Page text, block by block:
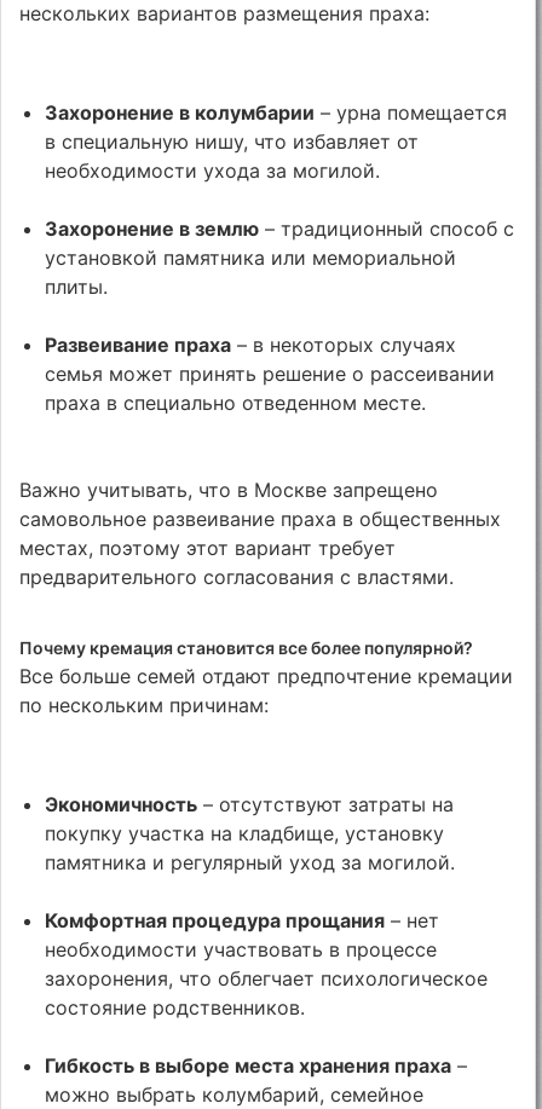
нескольких вариантов размещения праха:
Захоронение в колумбарии – урна помещается
в специальную нишу, что избавляет от
необходимости ухода за могилой.
Захоронение в землю – традиционный способ с
установкой памятника или мемориальной
плиты.
Развеивание праха – в некоторых случаях
семья может принять решение о рассеивании
праха в специально отведенном месте.
Важно учитывать, что в Москве запрещено
самовольное развеивание праха в общественных
местах, поэтому этот вариант требует
предварительного согласования с властями.
Почему кремация становится все более популярной?
Все больше семей отдают предпочтение кремации
по нескольким причинам:
Экономичность – отсутствуют затраты на
покупку участка на кладбище, установку
памятника и регулярный уход за могилой.
Комфортная процедура прощания – нет
необходимости участвовать в процессе
захоронения, что облегчает психологическое
состояние родственников.
Гибкость в выборе места хранения праха –
можно выбрать колумбарий, семейное